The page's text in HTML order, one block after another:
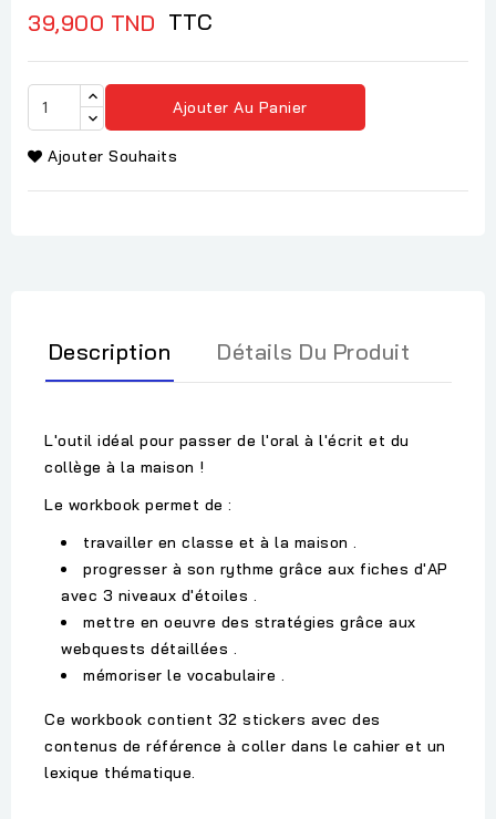
39,900 TND TTC
Ajouter Au Panier
Ajouter Souhaits
Description Détails Du Produit
L'outil idéal pour passer de l'oral à l'écrit et du
collège à la maison !
Le workbook permet de :
travailler en classe et à la maison .
progresser à son rythme grâce aux fiches d'AP
avec 3 niveaux d'étoiles .
mettre en oeuvre des stratégies grâce aux
webquests détaillées .
mémoriser le vocabulaire .
Ce workbook contient 32 stickers avec des
contenus de référence à coller dans le cahier et un
lexique thématique.